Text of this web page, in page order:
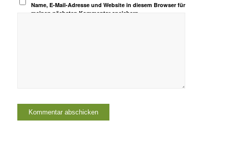
Name, E-Mail-Adresse und Website in diesem Browser für
meinen nächsten Kommentar speichern.